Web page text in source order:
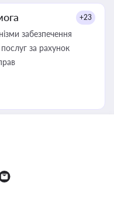
+23
забезпечення
за рахунок